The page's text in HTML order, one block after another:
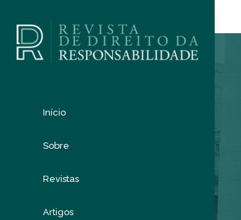
Início
Sobre
Revistas
Artigos